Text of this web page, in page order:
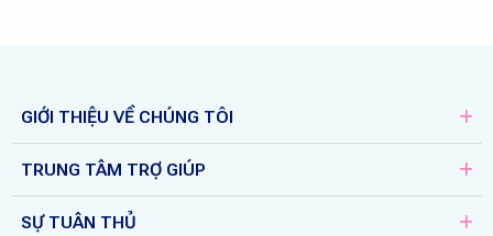
GIỚI THIỆU VỀ CHÚNG TÔI
TRUNG TÂM TRỢ GIÚP
SỰ TUÂN THỦ